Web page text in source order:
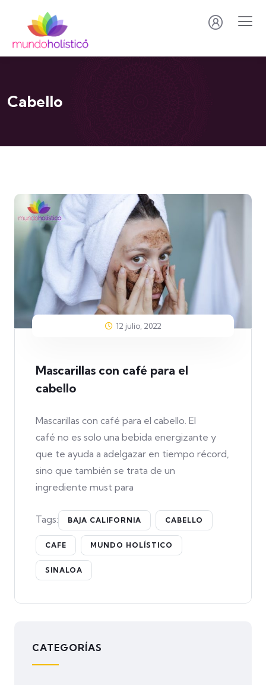
Cabello
12 julio, 2022
Mascarillas con café para el
cabello
Mascarillas con café para el cabello. El
café no es solo una bebida energizante y
que te ayuda a adelgazar en tiempo récord,
sino que también se trata de un
ingrediente must para
Tags: BAJA CALIFORNIA CABELLO
CAFE MUNDO HOLÍSTICO
SINALOA
CATEGORÍAS